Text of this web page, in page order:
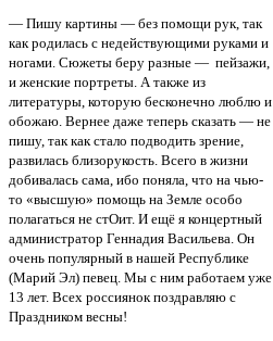
— Пишу картины — без помощи рук, так
как родилась с недействующими руками и
ногами. Сюжеты беру разные — пейзажи,
и женские портреты. А также из
литературы, которую бесконечно люблю и
обожаю. Вернее даже теперь сказать — не
пишу, так как стало подводить зрение,
развилась близорукость. Всего в жизни
добивалась сама, ибо поняла, что на чью-
то «высшую» помощь на Земле особо
полагаться не стОит. И ещё я концертный
администратор Геннадия Васильева. Он
очень популярный в нашей Республике
(Марий Эл) певец. Мы с ним работаем уже
13 лет. Всех россиянок поздравляю с
Праздником весны!